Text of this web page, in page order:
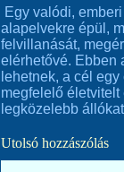
Egy valódi,
alapelvekre épül,
felvillanását,
elérhetővé. Ebben
lehetnek, a cél
megfelelő életvitelt
legközelebb
Utolsó hozzászólás